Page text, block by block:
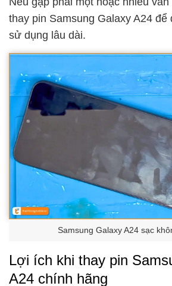
thay pin Samsung Galaxy A24 để
sử dụng lâu dài.
Samsung Galaxy A24 sạc
Lợi ích khi thay pin
A24 chính hãng